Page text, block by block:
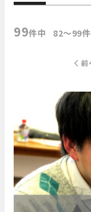
99件中 82〜99
前